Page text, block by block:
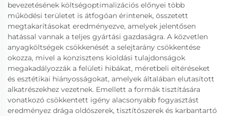
bevezetésének költségoptimalizációs előnyei több
működési területet is átfogóan érintenek, összetett
megtakarításokat eredményezve, amelyek jelentősen
hatással vannak a teljes gyártási gazdaságra. A közvetlen
anyagköltségek csökkenését a selejtarány csökkentése
okozza, mivel a konzisztens kioldási tulajdonságok
megakadályozzák a felületi hibákat, méretbeli eltéréseket
és esztétikai hiányosságokat, amelyek általában elutasított
alkatrészekhez vezetnek. Emellett a formák tisztítására
vonatkozó csökkentett igény alacsonyabb fogyasztást
eredményez drága oldószerek, tisztítószerek és karbantartó